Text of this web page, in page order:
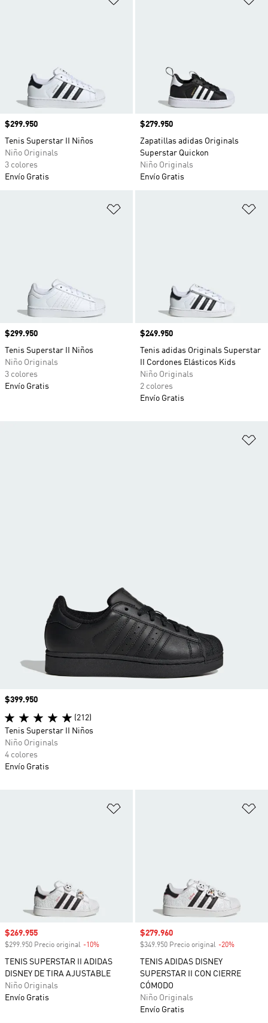
Precio
$299.950
Tenis Superstar II Niños
Niño Originals
3 colores
Envío Gratis
Precio
$279.950
Zapatillas adidas Originals
Superstar Quickon
Niño Originals
Envío Gratis
Precio
$299.950
Tenis Superstar II Niños
Niño Originals
3 colores
Envío Gratis
Precio
$249.950
Tenis adidas Originals Superstar
II Cordones Elásticos Kids
Niño Originals
2 colores
Envío Gratis
Precio de venta
$269.955
$299.950 Precio original -10%
TENIS SUPERSTAR II ADIDAS
DISNEY DE TIRA AJUSTABLE
Niño Originals
Envío Gratis
Precio de venta
$279.960
$349.950 Precio original -20%
TENIS ADIDAS DISNEY
SUPERSTAR II CON CIERRE
CÓMODO
Niño Originals
Envío Gratis
Precio
$399.950
(212)
Tenis Superstar II Niños
Niño Originals
4 colores
Envío Gratis